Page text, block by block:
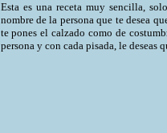
Esta es una receta muy sencilla,
nombre de la persona que te desea
te pones el calzado como de
persona y con cada pisada, le deseas